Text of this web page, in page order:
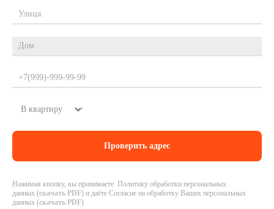
Нажимая кнопку, вы принимаете Политику обработки персональных
данных (скачать PDF) и даёте Согласие на обработку Ваших персональных
данных (скачать PDF)